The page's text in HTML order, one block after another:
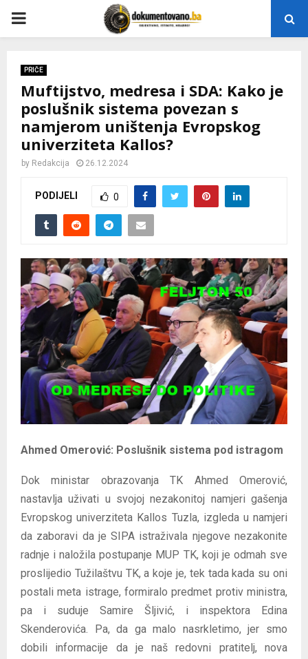
P
M
A
M
E
N
U
PRIČE
Muftijstvo, medresa i SDA: Kako je
poslušnik sistema povezan s
namjerom uništenja Evropskog
univerziteta Kallos?
by Redakcija 26.12.2024
PODIJELI 0
Ahmed Omerović: Poslušnik sistema pod istragom
Dok ministar obrazovanja TK Ahmed Omerović,
nastavlja uživati u svojoj nezakonitoj namjeri gašenja
Evropskog univerziteta Kallos Tuzla, izgleda u namjeri
da zaboravi da je SIPA istraživala njegove nezakonite
radnje i naložila postupanje MUP TK, koji je odmah sve
proslijedio Tužilaštvu TK, a koje je, tek tada kada su oni
postali meta istrage, formiralo predmet protiv ministra,
pa i suduje Samire Šljivić, i inspektora Edina
Skenderovića. Pa, da ga malo nasrkletimo, jer smo
dobili informacije da je naš redovni pratitelj, nova